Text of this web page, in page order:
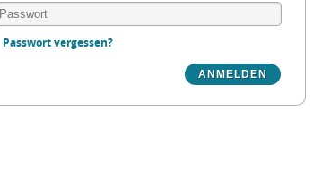
Passwort vergessen?